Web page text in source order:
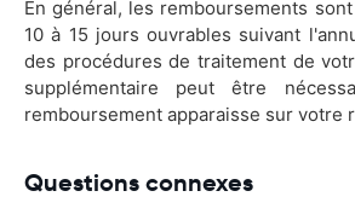
En général, les remboursements
10 à 15 jours ouvrables suivant
des procédures de traitement de
supplémentaire peut être
remboursement apparaisse sur votre
Questions connexes